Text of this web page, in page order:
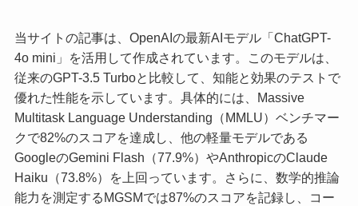
当サイトの記事は、OpenAIの最新AIモデル「ChatGPT-
4o mini」を活用して作成されています。このモデルは、
従来のGPT-3.5 Turboと比較して、知能と効果のテストで
優れた性能を示しています。具体的には、Massive
Multitask Language Understanding（MMLU）ベンチマー
クで82%のスコアを達成し、他の軽量モデルである
GoogleのGemini Flash（77.9%）やAnthropicのClaude
Haiku（73.8%）を上回っています。さらに、数学的推論
能力を測定するMGSMでは87%のスコアを記録し、コー